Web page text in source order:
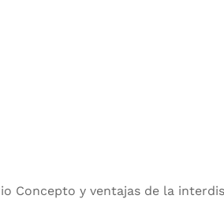
Concepto y ventajas de la